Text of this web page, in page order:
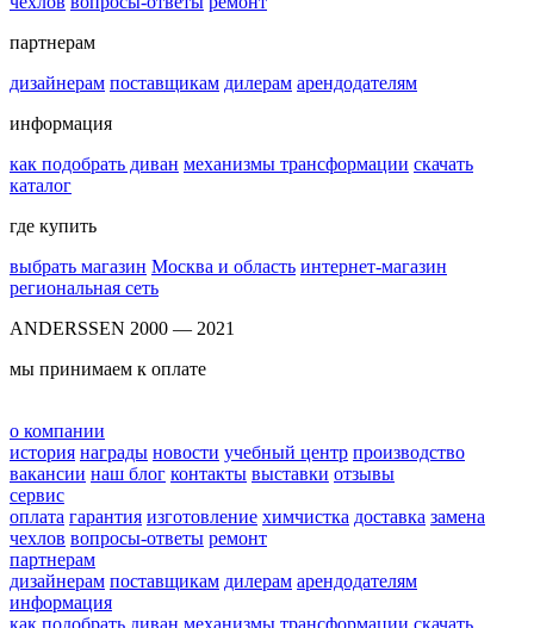
партнерам
дизайнерам поставщикам дилерам арендодателям
информация
как подобрать диван механизмы трансформации скачать
каталог
где купить
выбрать магазин Москва и область интернет-магазин
региональная сеть
ANDERSSEN 2000 — 2021
мы принимаем к оплате
о компании
история награды новости учебный центр производство
вакансии наш блог контакты выставки отзывы
сервис
оплата гарантия изготовление химчистка доставка замена
чехлов вопросы-ответы ремонт
партнерам
дизайнерам поставщикам дилерам арендодателям
информация
как подобрать диван механизмы трансформации скачать